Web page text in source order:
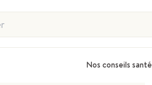
Nos conseils santé